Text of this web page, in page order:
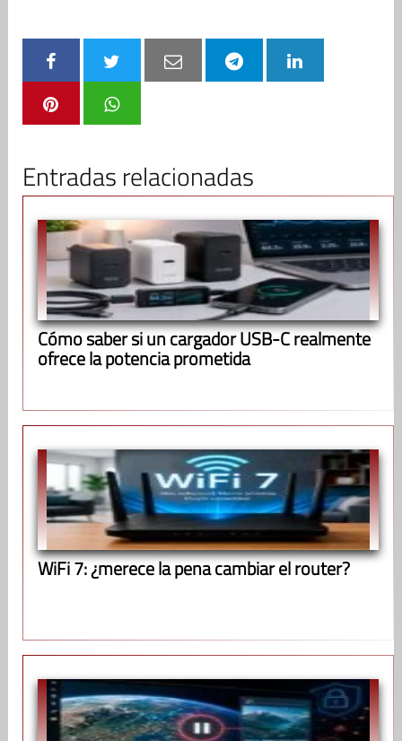
Entradas relacionadas
Cómo saber si un cargador USB-C realmente
ofrece la potencia prometida
WiFi 7: ¿merece la pena cambiar el router?